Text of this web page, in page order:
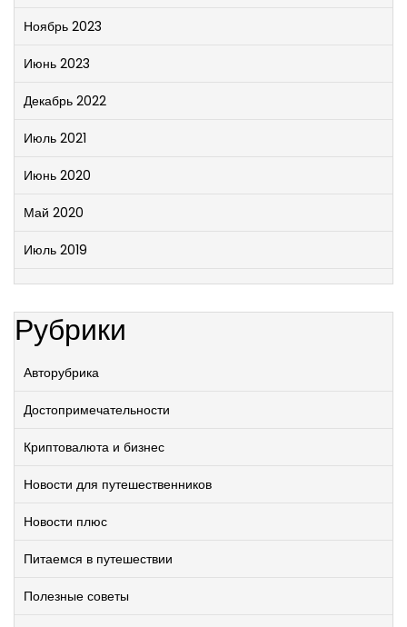
Ноябрь 2023
Июнь 2023
Декабрь 2022
Июль 2021
Июнь 2020
Май 2020
Июль 2019
Рубрики
Авторубрика
Достопримечательности
Криптовалюта и бизнес
Новости для путешественников
Новости плюс
Питаемся в путешествии
Полезные советы